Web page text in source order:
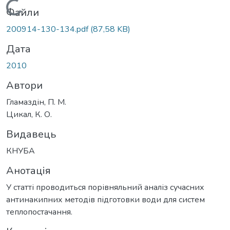
Вантажиться...
Файли
200914-130-134.pdf(87,58 KB)
Дата
2010
Автори
Гламаздін, П. М.
Цикал, К. О.
Видавець
КНУБА
Анотація
У статті проводиться порівняльний аналіз сучасних
антинакипних методів підготовки води для систем
теплопостачання.